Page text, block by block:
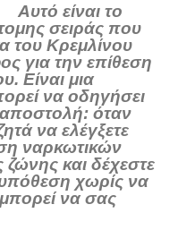
Αυτό είναι το
σειράς που
του Κρεμλίνου
για την επίθεση
Είναι μια
να οδηγήσει
όταν
να ελέγξετε
ναρκωτικών
και δέχεστε
χωρίς να
να σας